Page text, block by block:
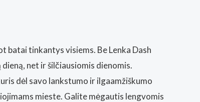
batai tinkantys visiems. Be Lenka Dash
net ir šilčiausiomis dienomis.
dėl savo lankstumo ir ilgaamžiškumo
mieste. Galite mėgautis lengvomis